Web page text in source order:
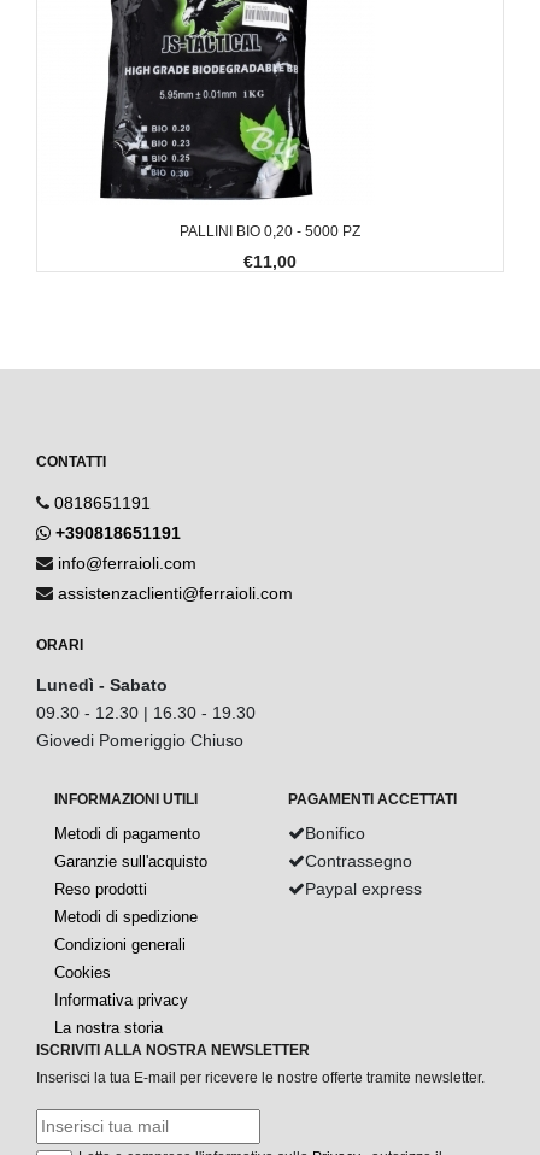
PALLINI BIO 0,20 - 5000 PZ
€11,00
CONTATTI
0818651191
+390818651191
info@ferraioli.com
assistenzaclienti@ferraioli.com
ORARI
Lunedì - Sabato
09.30 - 12.30 | 16.30 - 19.30
Giovedi Pomeriggio Chiuso
INFORMAZIONI UTILI
Metodi di pagamento
Garanzie sull'acquisto
Reso prodotti
Metodi di spedizione
Condizioni generali
Cookies
Informativa privacy
La nostra storia
PAGAMENTI ACCETTATI
Bonifico
Contrassegno
Paypal express
ISCRIVITI ALLA NOSTRA NEWSLETTER
Inserisci la tua E-mail per ricevere le nostre offerte tramite newsletter.